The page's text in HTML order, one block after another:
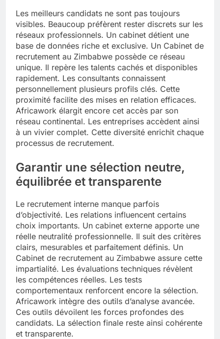
Les meilleurs candidats ne sont pas toujours
visibles. Beaucoup préfèrent rester discrets sur les
réseaux professionnels. Un cabinet détient une
base de données riche et exclusive. Un Cabinet de
recrutement au Zimbabwe possède ce réseau
unique. Il repère les talents cachés et disponibles
rapidement. Les consultants connaissent
personnellement plusieurs profils clés. Cette
proximité facilite des mises en relation efficaces.
Africawork élargit encore cet accès par son
réseau continental. Les entreprises accèdent ainsi
à un vivier complet. Cette diversité enrichit chaque
processus de recrutement.
Garantir une sélection neutre,
équilibrée et transparente
Le recrutement interne manque parfois
d’objectivité. Les relations influencent certains
choix importants. Un cabinet externe apporte une
réelle neutralité professionnelle. Il suit des critères
clairs, mesurables et parfaitement définis. Un
Cabinet de recrutement au Zimbabwe assure cette
impartialité. Les évaluations techniques révèlent
les compétences réelles. Les tests
comportementaux renforcent encore la sélection.
Africawork intègre des outils d’analyse avancée.
Ces outils dévoilent les forces profondes des
candidats. La sélection finale reste ainsi cohérente
et transparente.